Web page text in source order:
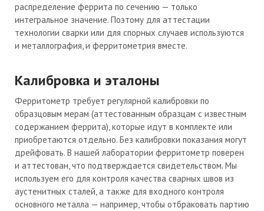
распределение феррита по сечению — только
интегральное значение. Поэтому для аттестации
технологии сварки или для спорных случаев используются
и металлография, и ферритометрия вместе.
Калибровка и эталоны
Ферритометр требует регулярной калибровки по
образцовым мерам (аттестованным образцам с известным
содержанием феррита), которые идут в комплекте или
приобретаются отдельно. Без калибровки показания могут
дрейфовать. В нашей лаборатории ферритометр поверен
и аттестован, что подтверждается свидетельством. Мы
используем его для контроля качества сварных швов из
аустенитных сталей, а также для входного контроля
основного металла — например, чтобы отбраковать партию